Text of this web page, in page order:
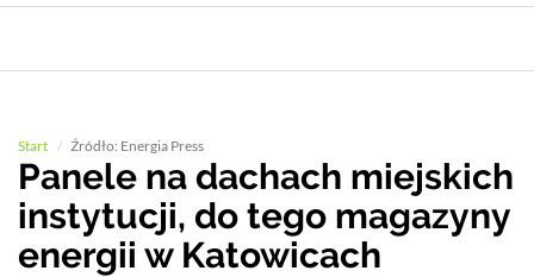
Start Źródło: Energia Press
Panele na dachach miejskich
instytucji, do tego magazyny
energii w Katowicach